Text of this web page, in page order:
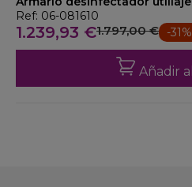
Ref: 06-081610
1.239,93 €1.797,00 € -31%
Añadir